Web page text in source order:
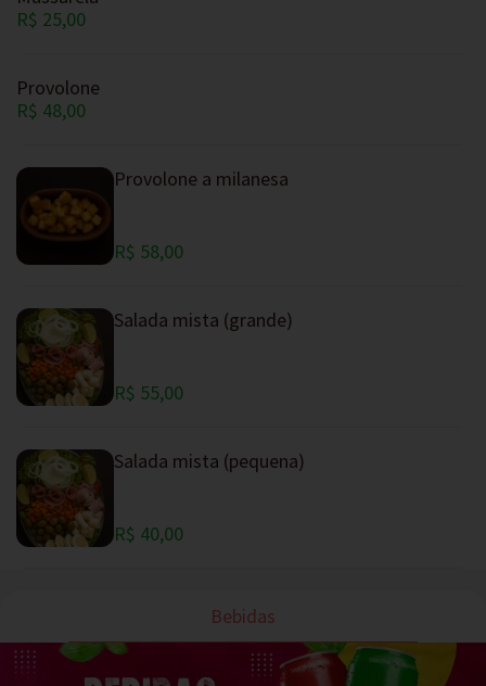
R$ 25,00
Provolone
R$ 48,00
Provolone a milanesa
R$ 58,00
Salada mista (grande)
R$ 55,00
Salada mista (pequena)
R$ 40,00
Bebidas